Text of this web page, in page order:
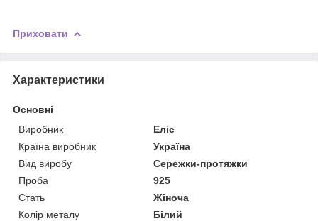
Приховати
Характеристики
Основні
Виробник
Еліс
Країна виробник
Україна
Вид виробу
Сережки-протяжки
Проба
925
Стать
Жіноча
Колір металу
Білий